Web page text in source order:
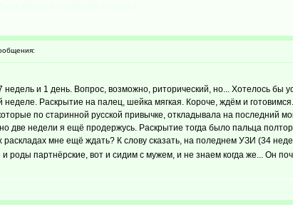
и 1 день. Вопрос, возможно, риторический, но... Хотелось
Раскрытие на палец, шейка мягкая. Короче, ждём и
по старинной русской привычке, откладывала на последний
но две недели я ещё продержусь. Раскрытие тогда было пальца
раскладах мне ещё ждать? К слову сказать, на поледнем УЗИ (34
партнёрские, вот и сидим с мужем, и не знаем когда же... Он